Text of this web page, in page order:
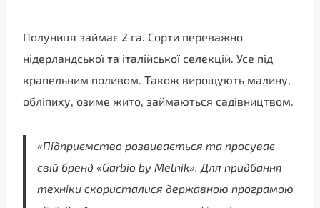
Полуниця займає 2 га. Сорти переважно
нідерландської та італійської селекцій. Усе під
крапельним поливом. Також вирощують малину,
обліпиху, озиме жито, займаються садівництвом.
«Підприємство розвивається та просуває
свій бренд «Garbio by Melnik». Для придбання
техніки скористалися державною програмою